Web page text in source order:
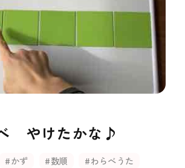
やけたかな♪
#かず #数順 #わらべうた